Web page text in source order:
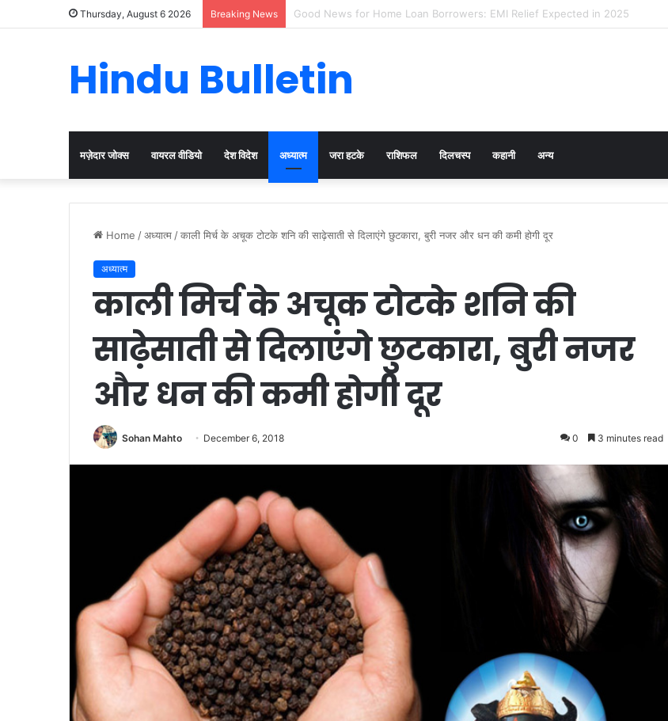
Thursday, August 6 2026 Breaking News Cervical Cancer Prevention in Men: Why HPV Vaccination for Males is Critical
Hindu Bulletin
मज़ेदार जोक्स वायरल वीडियो देश विदेश अध्यात्म जरा हटके राशिफल दिलचस्प कहानी अन्य
Home /अध्यात्म /काली मिर्च के अचूक टोटके शनि की साढ़ेसाती से दिलाएंगे छुटकारा, बुरी नजर और धन की कमी होगी दूर
अध्यात्म
काली मिर्च के अचूक टोटके शनि की
साढ़ेसाती से दिलाएंगे छुटकारा, बुरी नजर
और धन की कमी होगी दूर
Sohan Mahto December 6, 2018 0 3 minutes read